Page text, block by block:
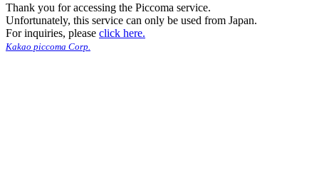
Thank you for accessing the Piccoma service.
Unfortunately, this service can only be used from Japan.
For inquiries, please click here.
Kakao piccoma Corp.